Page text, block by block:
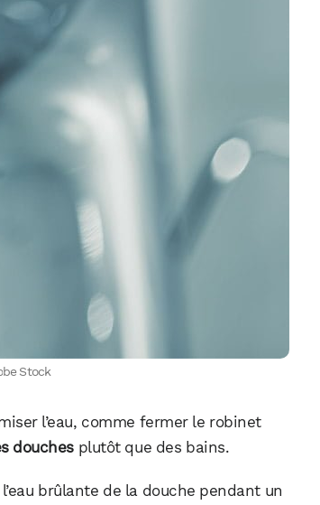
Stock
l’eau, comme fermer le robinet
douchesplutôt que des bains.
brûlante de la douche pendant un